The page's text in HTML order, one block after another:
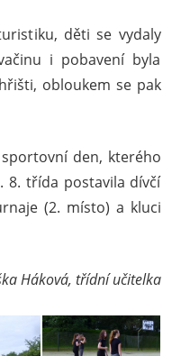
děti se vydaly
i pobavení byla
obloukem se pak
den, kterého
8. třída postavila dívčí
(2. místo) a kluci
Háková, třídní učitelka